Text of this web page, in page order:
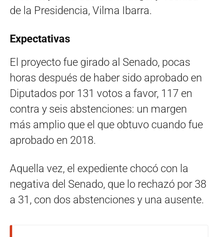
de la Presidencia, Vilma Ibarra.
Expectativas
El proyecto fue girado al Senado, pocas
horas después de haber sido aprobado en
Diputados por 131 votos a favor, 117 en
contra y seis abstenciones: un margen
más amplio que el que obtuvo cuando fue
aprobado en 2018.
Aquella vez, el expediente chocó con la
negativa del Senado, que lo rechazó por 38
a 31, con dos abstenciones y una ausente.